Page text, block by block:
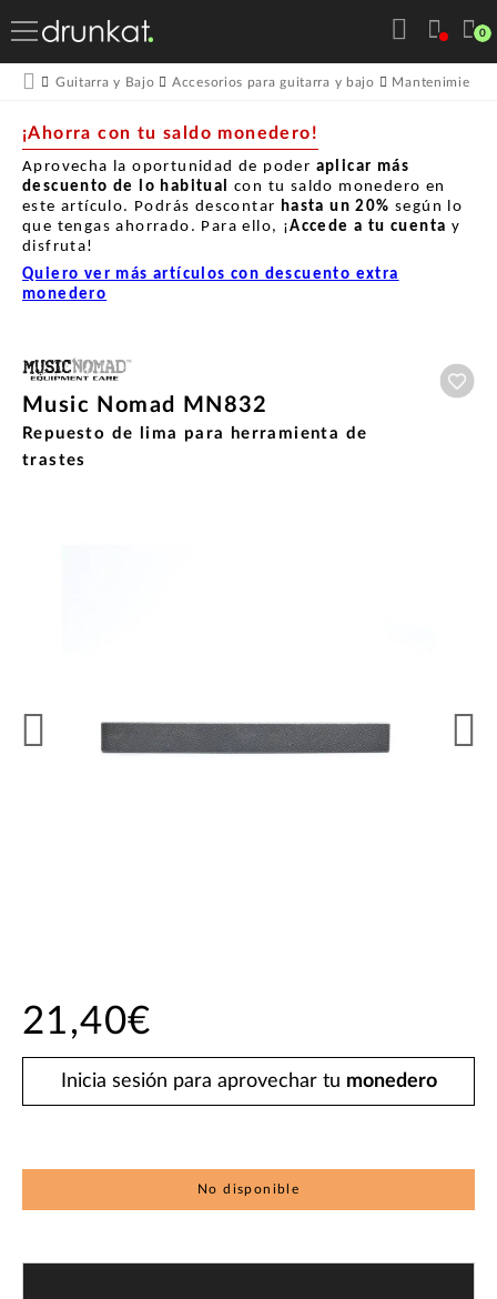
0
Guitarra y Bajo Accesorios para guitarra y bajo Mantenimiento
¡Ahorra con tu saldo monedero!
Aprovecha la oportunidad de poder aplicar más
descuento de lo habitual con tu saldo monedero en
este artículo. Podrás descontar hasta un 20% según lo
que tengas ahorrado. Para ello, ¡Accede a tu cuenta y
disfruta!
Quiero ver más artículos con descuento extra
monedero
Music Nomad MN832
Repuesto de lima para herramienta de
trastes
21,40€
Inicia sesión para aprovechar tu monedero
No disponible